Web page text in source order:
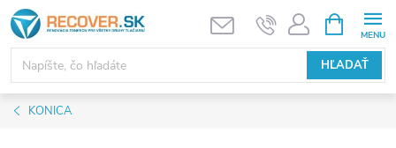
Prejsť
na
obsah
HĽADAŤ
KOŠÍK
KONICA